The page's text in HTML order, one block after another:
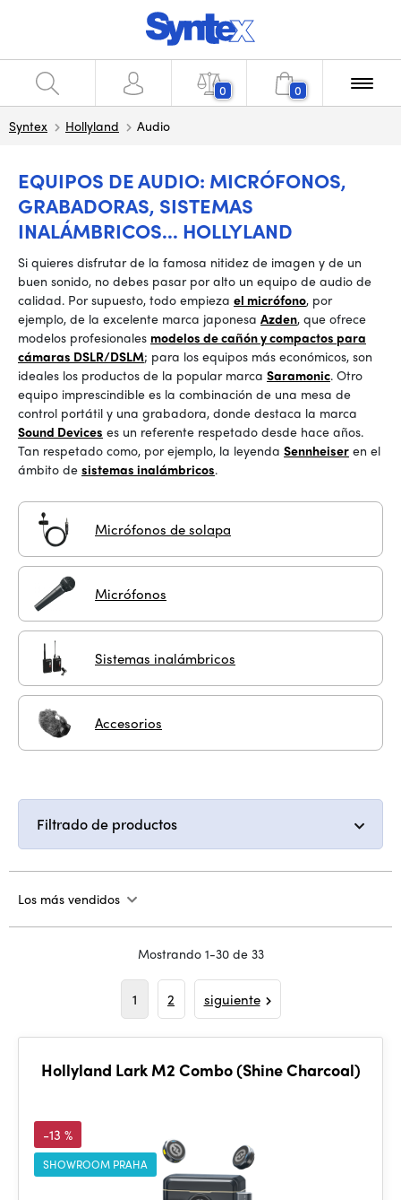
0 0
Syntex Hollyland Audio
EQUIPOS DE AUDIO: MICRÓFONOS,
GRABADORAS, SISTEMAS
INALÁMBRICOS... HOLLYLAND
Si quieres disfrutar de la famosa nitidez de imagen y de un
buen sonido, no debes pasar por alto un equipo de audio de
calidad. Por supuesto, todo empieza el micrófono, por
ejemplo, de la excelente marca japonesa Azden, que ofrece
modelos profesionales modelos de cañón y compactos para
cámaras DSLR/DSLM; para los equipos más económicos, son
ideales los productos de la popular marca Saramonic. Otro
equipo imprescindible es la combinación de una mesa de
control portátil y una grabadora, donde destaca la marca
Sound Devices es un referente respetado desde hace años.
Tan respetado como, por ejemplo, la leyenda Sennheiser en el
ámbito de sistemas inalámbricos.
Micrófonos de solapa
Micrófonos
Sistemas inalámbricos
Accesorios
Filtrado de productos
Los más vendidos
Mostrando 1-30 de 33
1 2 siguiente
Hollyland Lark M2 Combo (Shine Charcoal)
-13 %
SHOWROOM PRAHA